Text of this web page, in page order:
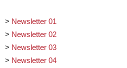
> Newsletter 01
> Newsletter 02
> Newsletter 03
> Newsletter 04